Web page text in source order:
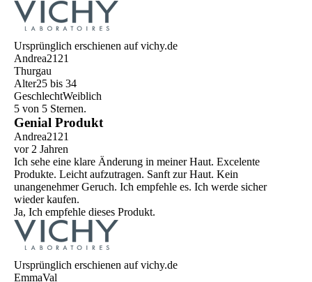
Ursprünglich erschienen auf vichy.de
Andrea2121
Thurgau
Alter25 bis 34
GeschlechtWeiblich
5 von 5 Sternen.
Genial Produkt
Andrea2121
vor 2 Jahren
Ich sehe eine klare Änderung in meiner Haut. Excelente
Produkte. Leicht aufzutragen. Sanft zur Haut. Kein
unangenehmer Geruch. Ich empfehle es. Ich werde sicher
wieder kaufen.
Ja, Ich empfehle dieses Produkt.
Ursprünglich erschienen auf vichy.de
EmmaVal